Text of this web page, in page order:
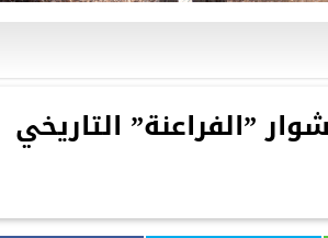
”الفراعنة” التاريخي